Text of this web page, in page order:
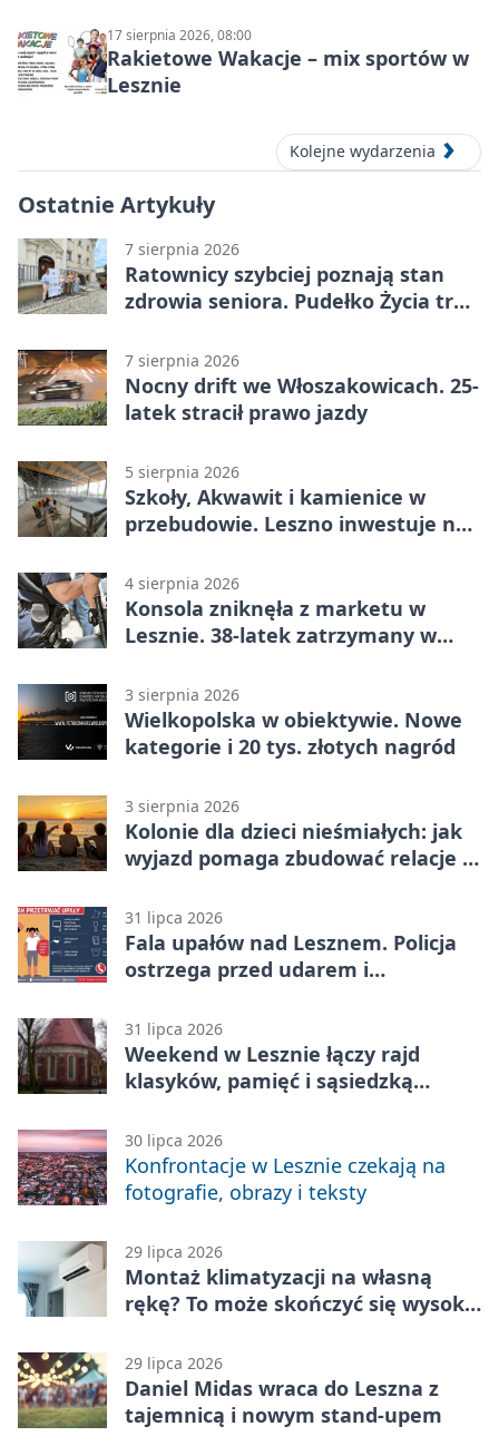
17 sierpnia 2026, 08:00
Rakietowe Wakacje – mix sportów w
Lesznie
Kolejne wydarzenia
Ostatnie Artykuły
7 sierpnia 2026
Ratownicy szybciej poznają stan
zdrowia seniora. Pudełko Życia trafi
7 sierpnia 2026
Nocny drift we Włoszakowicach. 25-
latek stracił prawo jazdy
5 sierpnia 2026
Szkoły, Akwawit i kamienice w
przebudowie. Leszno inwestuje na
4 sierpnia 2026
Konsola zniknęła z marketu w
Lesznie. 38-latek zatrzymany w
3 sierpnia 2026
Wielkopolska w obiektywie. Nowe
kategorie i 20 tys. złotych nagród
3 sierpnia 2026
Kolonie dla dzieci nieśmiałych: jak
wyjazd pomaga zbudować relacje z
31 lipca 2026
Fala upałów nad Lesznem. Policja
ostrzega przed udarem i
31 lipca 2026
Weekend w Lesznie łączy rajd
klasyków, pamięć i sąsiedzką
30 lipca 2026
Konfrontacje w Lesznie czekają na
fotografie, obrazy i teksty
29 lipca 2026
Montaż klimatyzacji na własną
rękę? To może skończyć się wysoką
29 lipca 2026
Daniel Midas wraca do Leszna z
tajemnicą i nowym stand-upem